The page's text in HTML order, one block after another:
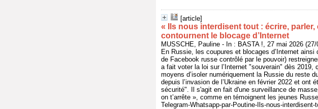
[article]
« Ils nous interdisent tout : écrire,
contournent le blocage d’Internet
MUSSCHE, Pauline - In : BASTA !, 27 mai 2026
En Russie, les coupures et blocages d’Internet
de Facebook russe contrôlé par le pouvoir)
a fait voter la loi sur l’Internet "souverain" dès
moyens d’isoler numériquement la Russie du reste
depuis l’invasion de l’Ukraine en février 2022 et ont
sécurité". Il s'agit en fait d'une surveillance de
on t’arrête », comme en témoignent les jeunes
Telegram-Whatsapp-par-Poutine-Ils-nous-interdisent-